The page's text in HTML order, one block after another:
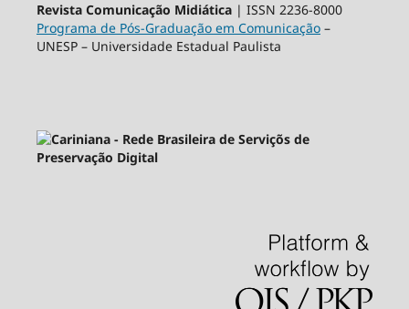
Revista Comunicação Midiática| ISSN 2236-8000
Programa de Pós-Graduação em Comunicação–
UNESP – Universidade Estadual Paulista